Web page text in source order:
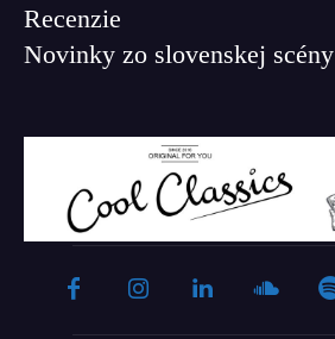
Recenzie
Novinky zo slovenskej scény